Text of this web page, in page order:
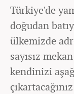
Türkiye'de
doğudan
ülkemizde
sayısız
kendinizi